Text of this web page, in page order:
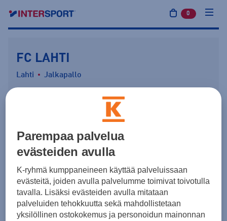
0 tuotetta
FC LAHTI
Lahti Jalkapallo
Intersport Lahti Karisma
Lahti
Näytä Jalkapallo-joukkueet
Parempaa palvelua
evästeiden avulla
K-ryhmä kumppaneineen käyttää palveluissaan
evästeitä, joiden avulla palvelumme toimivat toivotulla
tavalla. Lisäksi evästeiden avulla mitataan
palveluiden tehokkuutta sekä mahdollistetaan
yksilöllinen ostokokemus ja personoidun mainonnan